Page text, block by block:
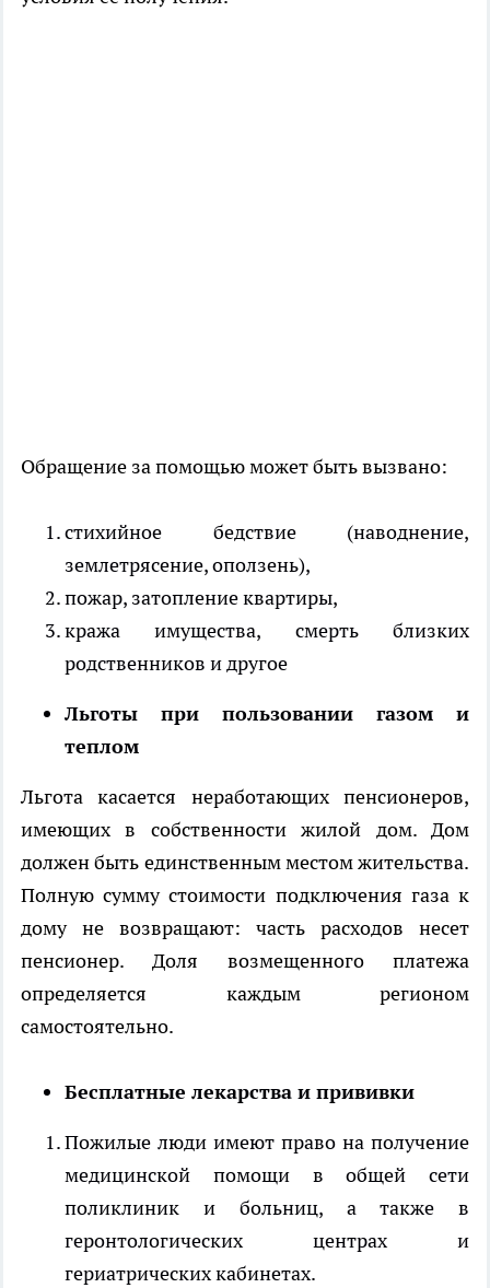
Обращение за помощью может быть вызвано:
стихийное бедствие (наводнение,
землетрясение, оползень),
пожар, затопление квартиры,
кража имущества, смерть близких
родственников и другое
Льготы при пользовании газом и
теплом
Льгота касается неработающих пенсионеров,
имеющих в собственности жилой дом. Дом
должен быть единственным местом жительства.
Полную сумму стоимости подключения газа к
дому не возвращают: часть расходов несет
пенсионер. Доля возмещенного платежа
определяется каждым регионом
самостоятельно.
Бесплатные лекарства и прививки
Пожилые люди имеют право на получение
медицинской помощи в общей сети
поликлиник и больниц, а также в
геронтологических центрах и
гериатрических кабинетах.